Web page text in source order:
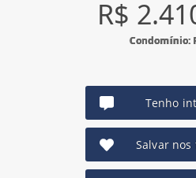
R$
Condomínio:
Tenho
Salvar nos